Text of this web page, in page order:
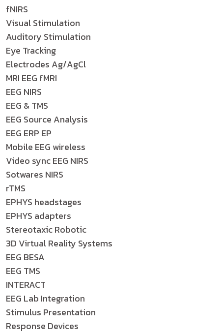
fNIRS
Visual Stimulation
Auditory Stimulation
Eye Tracking
Electrodes Ag/AgCl
MRI EEG fMRI
EEG NIRS
EEG & TMS
EEG Source Analysis
EEG ERP EP
Mobile EEG wireless
Video sync EEG NIRS
Sotwares NIRS
rTMS
EPHYS headstages
EPHYS adapters
Stereotaxic Robotic
3D Virtual Reality Systems
EEG BESA
EEG TMS
INTERACT
EEG Lab Integration
Stimulus Presentation
Response Devices